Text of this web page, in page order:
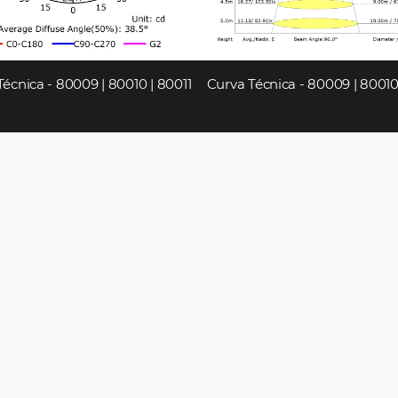
- 80009 | 80010 | 80011 Curva Técnica - 80009 | 80010